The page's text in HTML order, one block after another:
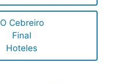
O Cebreiro
Final
Hoteles